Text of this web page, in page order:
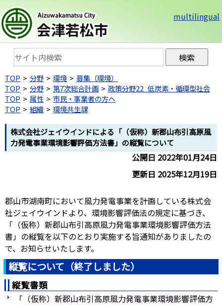
multilingual
TOP 分野 環境
募集（環境）
TOP
分野 第7次総合計画
政策分野22_低炭素・循環型社会
TOP
属性
市民・事業者の方へ
TOP
組織 環境共生課
株式会社ジェイウインドによる「（仮称）新郡山布引高原風
力発電事業環境影響評価方法書」の縦覧について
公開日 2022年01月24日
更新日 2025年12月19日
郡山市湖南町において風力発電事業を計画している株式会
社ジェイウインドより、環境影響評価法の規定に基づき、
「（仮称）新郡山布引高原風力発電事業環境影響評価方法
書」の縦覧を以下のとおり実施する旨通知がありましたの
で、お知らせいたします。
縦覧について（終了しました）
縦覧書類
「（仮称）新郡山布引高原風力発電事業環境影響評価方